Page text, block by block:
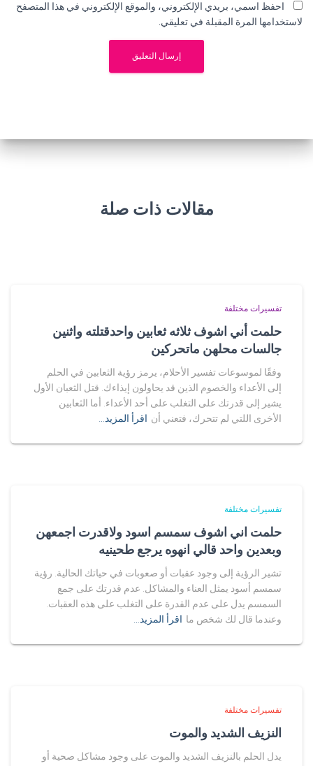
احفظ اسمي، بريدي الإلكتروني، والموقع الإلكتروني في هذا المتصفح
لاستخدامها المرة المقبلة في تعليقي.
مقالات ذات صلة
تفسيرات مختلفة
حلمت أني اشوف ثلاثه ثعابين واحدقتلته واثنين
جالسات محلهن ماتحركين
وفقًا لموسوعات تفسير الأحلام، يرمز رؤية الثعابين في الحلم
إلى الأعداء والخصوم الذين قد يحاولون إيذاءك. قتل الثعبان الأول
يشير إلى قدرتك على التغلب على أحد الأعداء. أما الثعابين
الأخرى اللتي لم تتحرك، فتعني أن اقرأ المزيد…
تفسيرات مختلفة
حلمت اني اشوف سمسم اسود ولاقدرت اجمعهن
وبعدين واحد قالي انهوه يرجع طحينيه
تشير الرؤية إلى وجود عقبات أو صعوبات في حياتك الحالية. رؤية
سمسم أسود يمثل العناء والمشاكل. عدم قدرتك على جمع
السمسم يدل على عدم القدرة على التغلب على هذه العقبات.
وعندما قال لك شخص ما اقرأ المزيد…
تفسيرات مختلفة
النزيف الشديد والموت
يدل الحلم بالنزيف الشديد والموت على وجود مشاكل صحية أو